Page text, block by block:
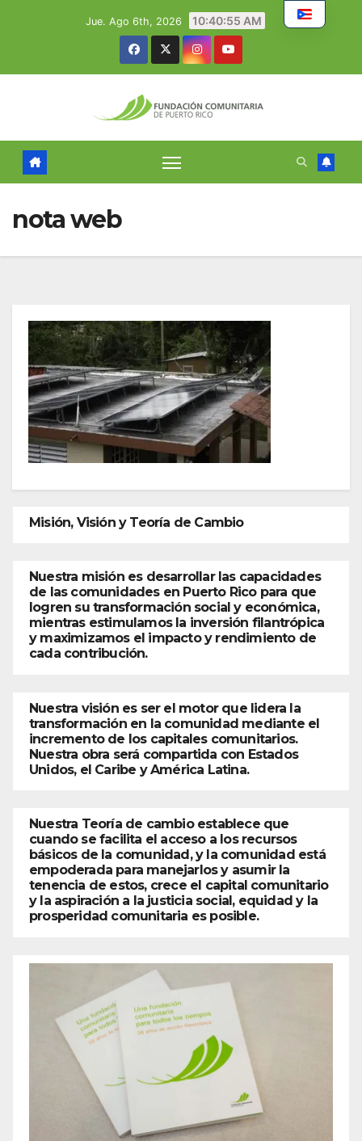
Jue. Ago 6th, 2026 10:40:56 AM
nota web
Misión, Visión y Teoría de Cambio
Nuestra misión es desarrollar las capacidades
de las comunidades en Puerto Rico para que
logren su transformación social y económica,
mientras estimulamos la inversión filantrópica
y maximizamos el impacto y rendimiento de
cada contribución.
Nuestra visión es ser el motor que lidera la
transformación en la comunidad mediante el
incremento de los capitales comunitarios.
Nuestra obra será compartida con Estados
Unidos, el Caribe y América Latina.
Nuestra Teoría de cambio establece que
cuando se facilita el acceso a los recursos
básicos de la comunidad, y la comunidad está
empoderada para manejarlos y asumir la
tenencia de estos, crece el capital comunitario
y la aspiración a la justicia social, equidad y la
prosperidad comunitaria es posible.